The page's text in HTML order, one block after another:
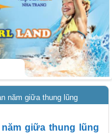
năm giữa thung lũng
giữa thung lũng